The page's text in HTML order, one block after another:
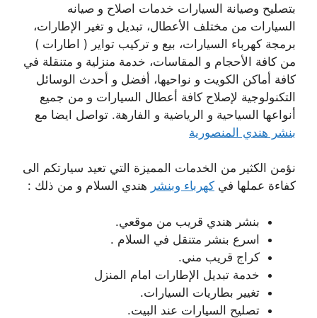
بتصليح وصيانة السيارات خدمات اصلاح و صيانه
السيارات من مختلف الأعطال، تبديل و تغير الإطارات،
برمجة كهرباء السيارات، بيع و تركيب تواير ( اطارات )
من كافة الأحجام و المقاسات، خدمة منزلية و متنقلة في
كافة أماكن الكويت و نواحيها، أفضل و أحدث الوسائل
التكنولوجية لإصلاح كافة أعطال السيارات و من جميع
أنواعها السياحية و الرياضية و الفارهة. تواصل ايضا مع
بنشر هندي المنصورية
نؤمن الكثير من الخدمات المميزة التي تعيد سيارتكم الى
كفاءة عملها في كهرباء وبنشر هندي السلام و من ذلك :
بنشر هندي قريب من موقعي.
اسرع بنشر متنقل في السلام .
كراج قريب مني.
خدمة تبديل الإطارات امام المنزل
تغيير بطاريات السيارات.
تصليح السيارات عند البيت.